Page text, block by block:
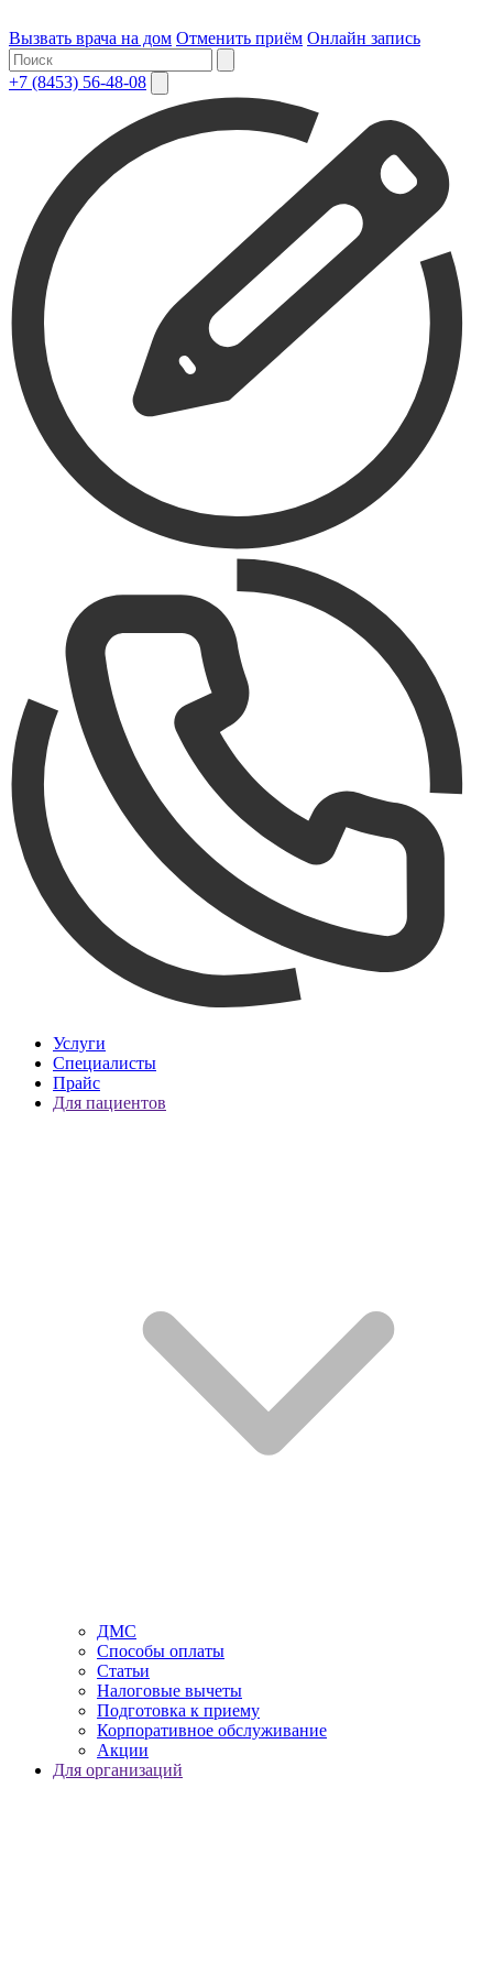
Вызвать врача на дом Отменить приём Онлайн запись
+7 (8453) 56-48-08
Услуги
Специалисты
Прайс
Для пациентов
ДМС
Способы оплаты
Статьи
Налоговые вычеты
Подготовка к приему
Корпоративное обслуживание
Акции
Для организаций